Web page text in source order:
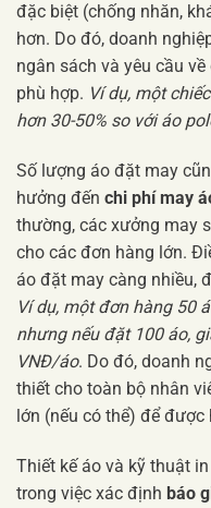
đặc biệt (chống nhăn,
hơn. Do đó, doanh
ngân sách và yêu cầu
phù hợp. Ví dụ, một
hơn 30-50% so với áo
Số lượng áo đặt may
hưởng đến chi phí may
thường, các xưởng may
cho các đơn hàng lớn.
áo đặt may càng nhiều,
Ví dụ, một đơn hàng 50
nhưng nếu đặt 100 áo,
VNĐ/áo. Do đó, doanh
thiết cho toàn bộ nhân
lớn (nếu có thể) để
Thiết kế áo và kỹ thuật
trong việc xác định báo